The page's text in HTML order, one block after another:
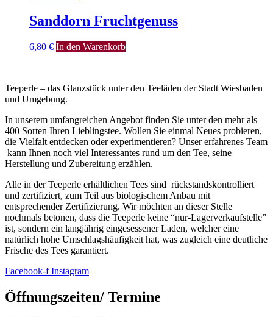
Sanddorn Fruchtgenuss
6,80 € In den Warenkorb
Teeperle – das Glanzstück unter den Teeläden der Stadt Wiesbaden
und Umgebung.
In unserem umfangreichen Angebot finden Sie unter den mehr als
400 Sorten Ihren Lieblingstee. Wollen Sie einmal Neues probieren,
die Vielfalt entdecken oder experimentieren? Unser erfahrenes Team
kann Ihnen noch viel Interessantes rund um den Tee, seine
Herstellung und Zubereitung erzählen.
Alle in der Teeperle erhältlichen Tees sind rückstandskontrolliert
und zertifiziert, zum Teil aus biologischem Anbau mit
entsprechender Zertifizierung. Wir möchten an dieser Stelle
nochmals betonen, dass die Teeperle keine “nur-Lagerverkaufstelle”
ist, sondern ein langjährig eingesessener Laden, welcher eine
natürlich hohe Umschlagshäufigkeit hat, was zugleich eine deutliche
Frische des Tees garantiert.
Facebook-f Instagram
Öffnungszeiten/ Termine